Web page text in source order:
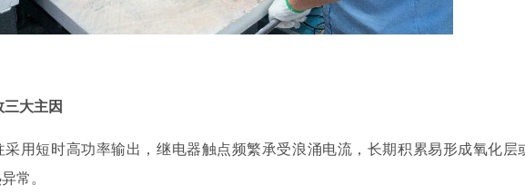
大主因
用短时高功率输出，继电器触点频繁承受浪涌电流，长期积累易形成氧化层
常。